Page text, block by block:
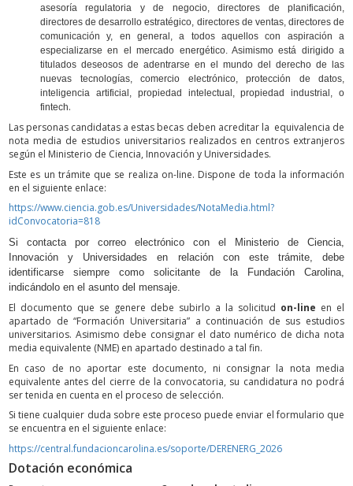
asesoría regulatoria y de negocio, directores de planificación,
directores de desarrollo estratégico, directores de ventas, directores de
comunicación y, en general, a todos aquellos con aspiración a
especializarse en el mercado energético. Asimismo está dirigido a
titulados deseosos de adentrarse en el mundo del derecho de las
nuevas tecnologías, comercio electrónico, protección de datos,
inteligencia artificial, propiedad intelectual, propiedad industrial, o
fintech.
Las personas candidatas a estas becas deben acreditar la equivalencia de
nota media de estudios universitarios realizados en centros extranjeros
según el Ministerio de Ciencia, Innovación y Universidades.
Este es un trámite que se realiza on-line. Dispone de toda la información
en el siguiente enlace:
https://www.ciencia.gob.es/Universidades/NotaMedia.html?
idConvocatoria=818
Si contacta por correo electrónico con el Ministerio de Ciencia,
Innovación y Universidades en relación con este trámite, debe
identificarse siempre como solicitante de la Fundación Carolina,
indicándolo en el asunto del mensaje.
El documento que se genere debe subirlo a la solicitud on-line en el
apartado de “Formación Universitaria” a continuación de sus estudios
universitarios. Asimismo debe consignar el dato numérico de dicha nota
media equivalente (NME) en apartado destinado a tal fin.
En caso de no aportar este documento, ni consignar la nota media
equivalente antes del cierre de la convocatoria, su candidatura no podrá
ser tenida en cuenta en el proceso de selección.
Si tiene cualquier duda sobre este proceso puede enviar el formulario que
se encuentra en el siguiente enlace:
https://central.fundacioncarolina.es/soporte/DERENERG_2026
Dotación económica